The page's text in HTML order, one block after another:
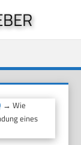
→ Wie
eines